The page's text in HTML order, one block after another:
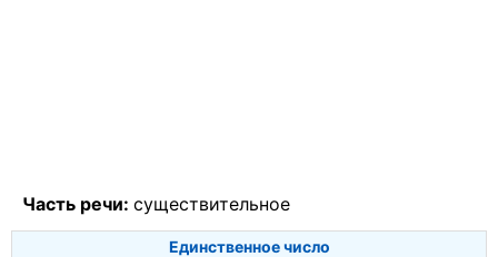
Часть речи: существительное
Единственное число